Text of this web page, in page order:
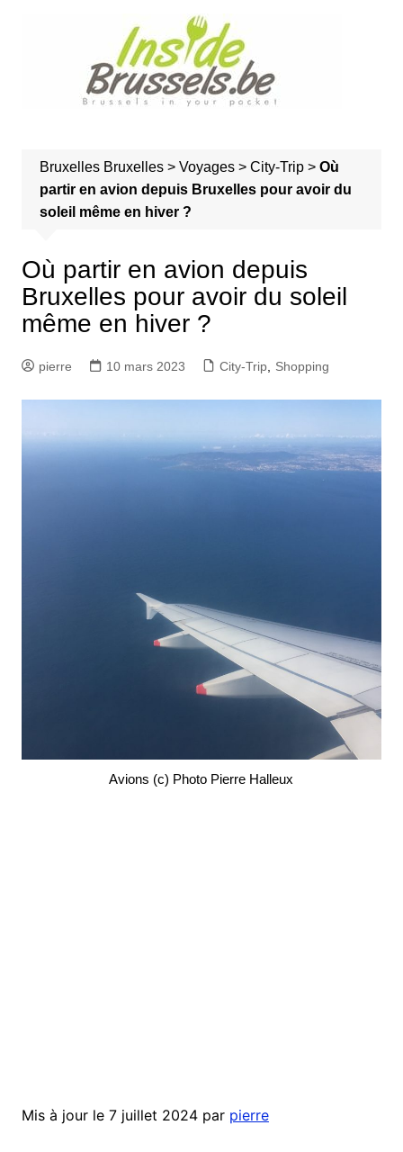
Bruxelles Bruxelles> Voyages> City-Trip> Où
partir en avion depuis Bruxelles pour avoir du
soleil même en hiver ?
Où partir en avion depuis
Bruxelles pour avoir du soleil
même en hiver ?
pierre 10 mars 2023 City-Trip, Shopping
Avions (c) Photo Pierre Halleux
Mis à jour le 7 juillet 2024 par pierre